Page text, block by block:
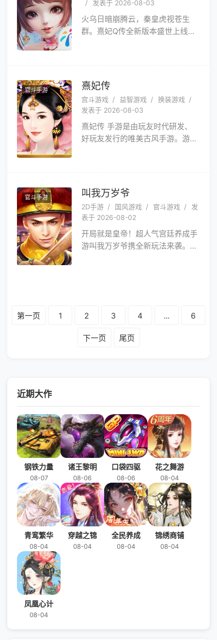
成、晋升、切磋，从籍籍无名到冠
绝天下，你内心潜藏巨大能量，等
你揭开这时代的新篇章。
发表于 2026-08-03
火乌日暗崩腾云，秦皇虎视苍生
群。熹妃Q传全新版本盛世上线，
触即发，究竟谁人能于其中力压群
雄，战至巅峰？盛邀诸位小主步入
乱世中心，一睹这场风云变幻的古
风纷纭大戏！
官斗手游 熹妃传
宫斗游戏 益智游戏
换装游戏
发表于 2026-08-03
熹妃传 手游是由玩友时代研发、
好玩友发行的唯美古风手游。游戏
十世情缘，寻找你的前世今生。自
在府邸，轻松养成，品味古代生活
之乐。 游戏介绍 最虐心
的穿越之恋，展现一位秀女的成长
历程！ 最深情的美人斗争，
演绎一代女王的爱恨缠绵！
他
官斗手游 叫我万岁爷
2D手游 国风游戏 官斗游戏
发
表于 2026-08-02
开局就是皇帝！超人气宫廷养成手
游叫我万岁爷携全新玩法来袭。在
阵，带你全方位体验养成乐趣！
第一页 1 2 3 4 ... 6
下一页 尾页
近期大作
钢铁力量
08-07
诸王黎明
08-06
口袋四驱
08-06
花之舞游
08-04
青鸾繁华
08-04
穿越之锦
08-04
全民养成
08-04
锦绣商铺
08-04
凤凰心计
08-04